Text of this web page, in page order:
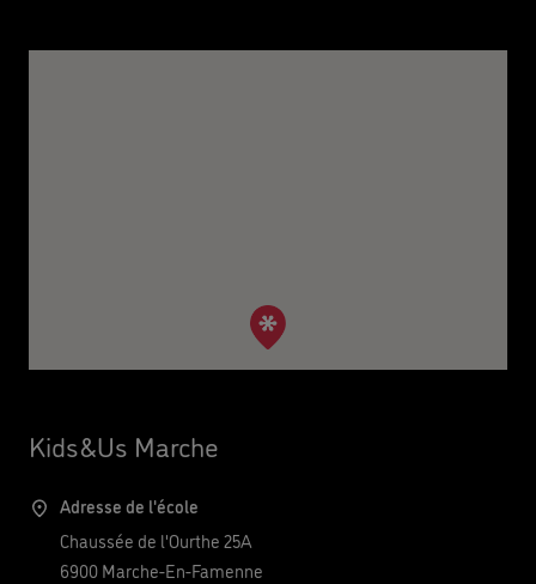
Kids&Us Marche
Adresse de l'école
Chaussée de l'Ourthe 25A
6900Marche-En-Famenne